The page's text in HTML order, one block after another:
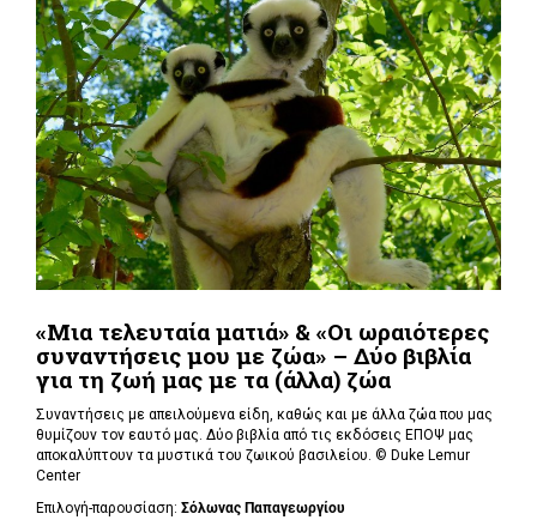
«Μια τελευταία ματιά» & «Οι ωραιότερες
συναντήσεις μου με ζώα» – Δύο βιβλία
για τη ζωή μας με τα (άλλα) ζώα
Συναντήσεις με απειλούμενα είδη, καθώς και με άλλα ζώα που μας
θυμίζουν τον εαυτό μας. Δύο βιβλία από τις εκδόσεις ΕΠΟΨ μας
αποκαλύπτουν τα μυστικά του ζωικού βασιλείου. © Duke Lemur
Center
Επιλογή-παρουσίαση: Σόλωνας Παπαγεωργίου